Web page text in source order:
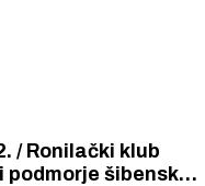
/ Ronilački klub
podmorje šibenske